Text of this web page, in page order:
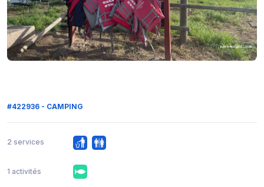
#422936 - CAMPING
2 services
1 activités